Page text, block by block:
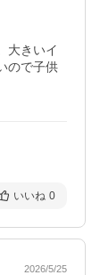
大きいイ
ので子供
いいね 0
2026/5/25